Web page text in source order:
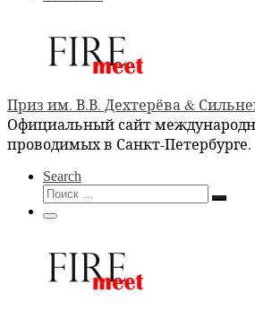
Приз им. В.В. Дехтерёва &
Официальный сайт
проводимых в Санкт-Петербурге.
Search
Поиск
Поиск
Меню